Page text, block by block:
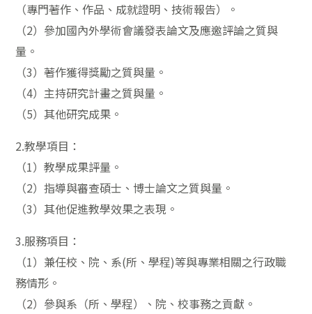
（專門著作、作品、成就證明、技術報告）。
（2）參加國內外學術會議發表論文及應邀評論之質與
量。
（3）著作獲得獎勵之質與量。
（4）主持研究計畫之質與量。
（5）其他研究成果。
2.教學項目：
（1）教學成果評量。
（2）指導與審查碩士、博士論文之質與量。
（3）其他促進教學效果之表現。
3.服務項目：
（1）兼任校、院、系(所、學程)等與專業相關之行政職
務情形。
（2）參與系（所、學程）、院、校事務之貢獻。